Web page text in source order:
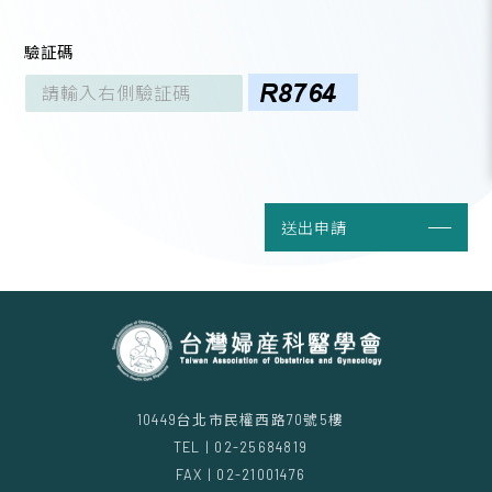
驗証碼
送出申請
10449台北市民權西路70號5樓
TEL | 02-25684819
FAX | 02-21001476